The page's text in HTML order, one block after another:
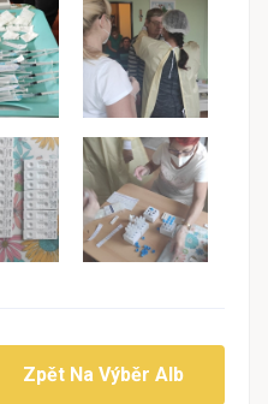
Zpět Na Výběr Alb